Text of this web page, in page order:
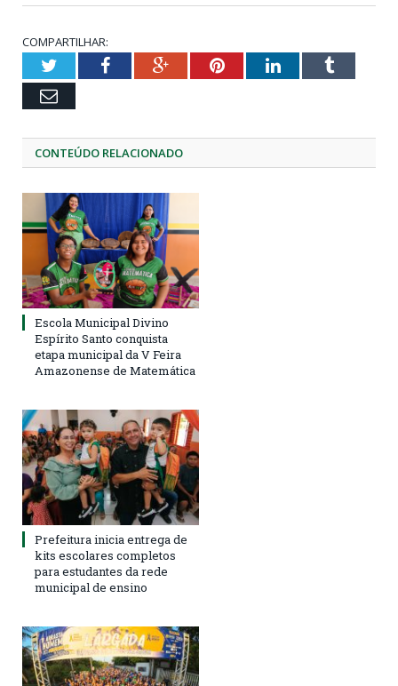
COMPARTILHAR:
TwitterFacebookGoogle+PinterestLinkedInTumblr
Email
CONTEÚDO RELACIONADO
Escola Municipal Divino
Espírito Santo conquista
etapa municipal da V Feira
Amazonense de Matemática
Prefeitura inicia entrega de
kits escolares completos
para estudantes da rede
municipal de ensino